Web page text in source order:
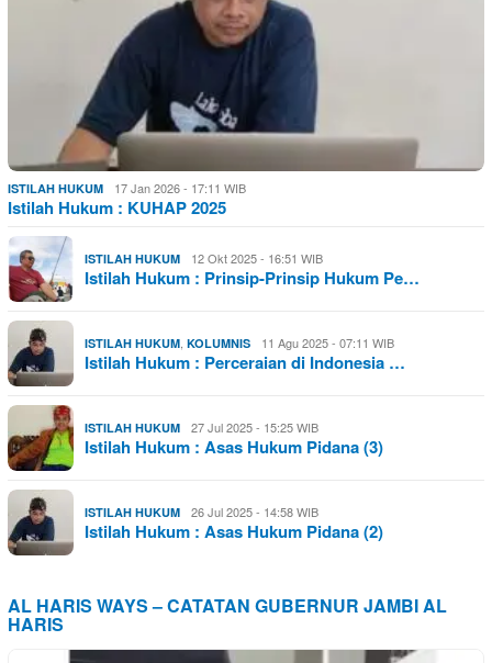
ISTILAH HUKUM 17 Jan 2026 - 17:11 WIB
Istilah Hukum : KUHAP 2025
ISTILAH HUKUM 12 Okt 2025 - 16:51 WIB
Istilah Hukum : Prinsip-Prinsip Hukum Pe…
ISTILAH HUKUM, KOLUMNIS 11 Agu 2025 - 07:11 WIB
Istilah Hukum : Perceraian di Indonesia …
ISTILAH HUKUM 27 Jul 2025 - 15:25 WIB
Istilah Hukum : Asas Hukum Pidana (3)
ISTILAH HUKUM 26 Jul 2025 - 14:58 WIB
Istilah Hukum : Asas Hukum Pidana (2)
AL HARIS WAYS – CATATAN GUBERNUR JAMBI AL
HARIS